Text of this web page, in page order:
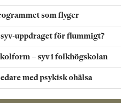
som flyger
uppdraget för flummigt?
– syv i folkhögskolan
med psykisk ohälsa